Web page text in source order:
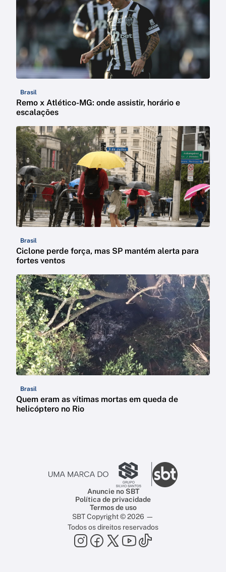
Brasil
Remo x Atlético-MG: onde assistir, horário e
escalações
Brasil
Ciclone perde força, mas SP mantém alerta para
fortes ventos
Brasil
Quem eram as vítimas mortas em queda de
helicóptero no Rio
Anuncie no SBT
Política de privacidade
Termos de uso
SBT Copyright © 2026 —
Todos os direitos reservados